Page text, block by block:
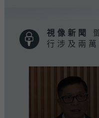
視像新聞
行涉及兩